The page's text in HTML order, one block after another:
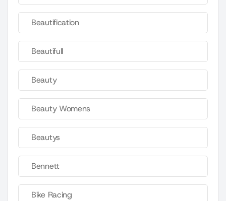
Beautification
Beautifull
Beauty
Beauty Womens
Beautys
Bennett
Bike Racing